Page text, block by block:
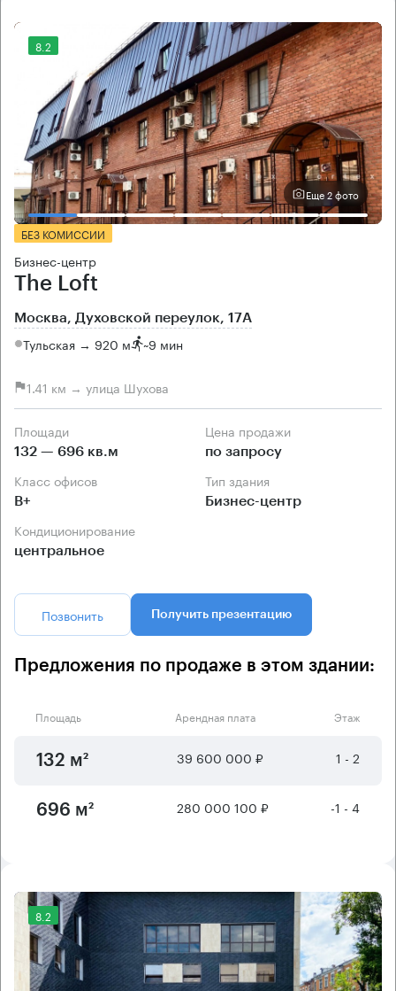
8.2
Еще 2 фото
БЕЗ КОМИССИИ
Бизнес-центр
The Loft
Москва, Духовской переулок, 17А
Тульская → 920 м ~9 мин
1.41 км → улица Шухова
Площади
132 — 696 кв.м
Цена продажи
по запросу
Класс офисов
B+
Тип здания
Бизнес-центр
Кондиционирование
центральное
Позвонить Получить презентацию
Предложения по продаже в этом здании:
Площадь Арендная плата Этаж
132 м² 39 600 000 ₽ 1 - 2
696 м² 280 000 100 ₽ -1 - 4
8.2